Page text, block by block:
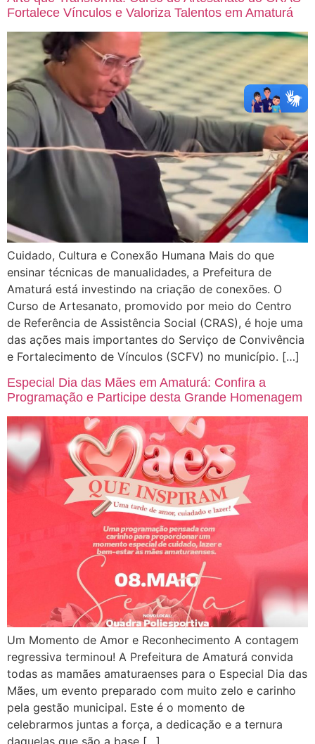
Fortalece Vínculos e Valoriza Talentos em Amaturá
Cuidado, Cultura e Conexão Humana Mais do que
ensinar técnicas de manualidades, a Prefeitura de
Amaturá está investindo na criação de conexões. O
Curso de Artesanato, promovido por meio do Centro
de Referência de Assistência Social (CRAS), é hoje uma
das ações mais importantes do Serviço de Convivência
e Fortalecimento de Vínculos (SCFV) no município. […]
Especial Dia das Mães em Amaturá: Confira a
Programação e Participe desta Grande Homenagem
Um Momento de Amor e Reconhecimento A contagem
regressiva terminou! A Prefeitura de Amaturá convida
todas as mamães amaturaenses para o Especial Dia das
Mães, um evento preparado com muito zelo e carinho
pela gestão municipal. Este é o momento de
celebrarmos juntas a força, a dedicação e a ternura
daquelas que são a base […]